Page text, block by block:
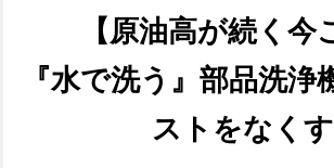
【原油高が続く今
『水で洗う』部品洗浄
ストをなくす